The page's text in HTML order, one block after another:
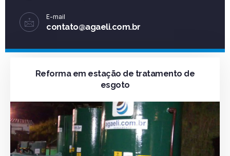
E-mail
contato@agaeli.com.br
Reforma em estação de tratamento de
esgoto